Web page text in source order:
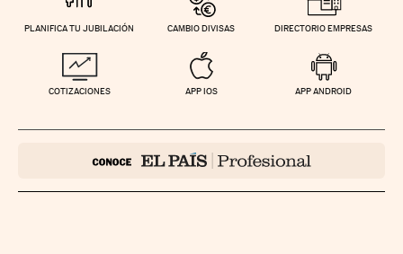
PLANIFICA TU JUBILACIÓN CAMBIO DIVISAS DIRECTORIO EMPRESAS
COTIZACIONES APP IOS APP ANDROID